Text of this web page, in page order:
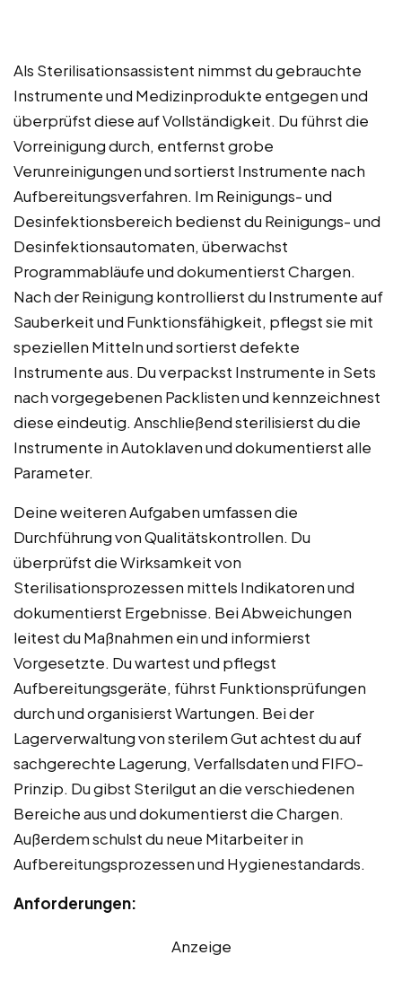
Als Sterilisationsassistent nimmst du gebrauchte
Instrumente und Medizinprodukte entgegen und
überprüfst diese auf Vollständigkeit. Du führst die
Vorreinigung durch, entfernst grobe
Verunreinigungen und sortierst Instrumente nach
Aufbereitungsverfahren. Im Reinigungs- und
Desinfektionsbereich bedienst du Reinigungs- und
Desinfektionsautomaten, überwachst
Programmabläufe und dokumentierst Chargen.
Nach der Reinigung kontrollierst du Instrumente auf
Sauberkeit und Funktionsfähigkeit, pflegst sie mit
speziellen Mitteln und sortierst defekte
Instrumente aus. Du verpackst Instrumente in Sets
nach vorgegebenen Packlisten und kennzeichnest
diese eindeutig. Anschließend sterilisierst du die
Instrumente in Autoklaven und dokumentierst alle
Parameter.
Deine weiteren Aufgaben umfassen die
Durchführung von Qualitätskontrollen. Du
überprüfst die Wirksamkeit von
Sterilisationsprozessen mittels Indikatoren und
dokumentierst Ergebnisse. Bei Abweichungen
leitest du Maßnahmen ein und informierst
Vorgesetzte. Du wartest und pflegst
Aufbereitungsgeräte, führst Funktionsprüfungen
durch und organisierst Wartungen. Bei der
Lagerverwaltung von sterilem Gut achtest du auf
sachgerechte Lagerung, Verfallsdaten und FIFO-
Prinzip. Du gibst Sterilgut an die verschiedenen
Bereiche aus und dokumentierst die Chargen.
Außerdem schulst du neue Mitarbeiter in
Aufbereitungsprozessen und Hygienestandards.
Anforderungen:
Anzeige